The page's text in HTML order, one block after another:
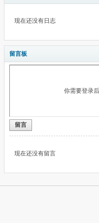
现在还没有日志
留言板
你需要登录
留言
现在还没有留言